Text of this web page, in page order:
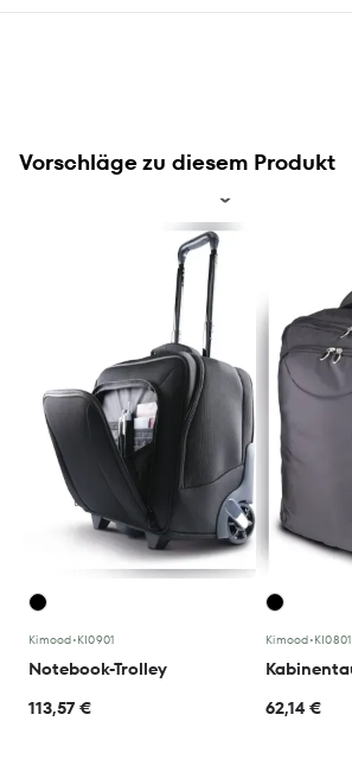
Vorschläge zu diesem Produkt
Kimood•KI0901
Notebook-Trolley
113,57 €
Kimood•KI0801
62,14 €